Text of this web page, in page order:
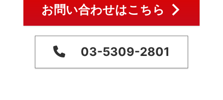
お問い合わせはこちら
03-5309-2801